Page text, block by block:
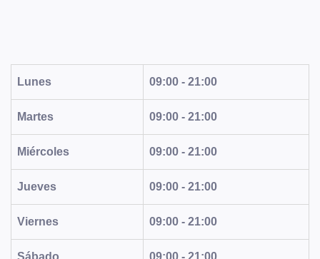
Lunes 09:00 - 21:00
Martes 09:00 - 21:00
Miércoles 09:00 - 21:00
Jueves 09:00 - 21:00
Viernes 09:00 - 21:00